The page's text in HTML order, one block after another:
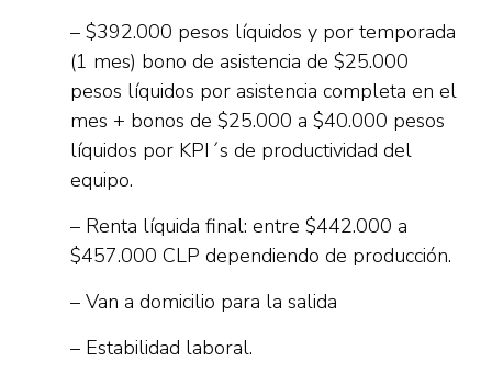
– $392.000 pesos líquidos y por temporada
(1 mes) bono de asistencia de $25.000
pesos líquidos por asistencia completa en el
mes + bonos de $25.000 a $40.000 pesos
líquidos por KPI´s de productividad del
equipo.
– Renta líquida final: entre $442.000 a
$457.000 CLP dependiendo de producción.
– Van a domicilio para la salida
– Estabilidad laboral.